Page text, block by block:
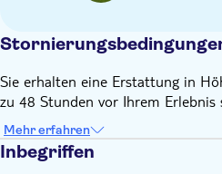
Sie erhalten eine Erstattung in
zu 48 Stunden vor Ihrem Erlebnis
Mehr erfahren
Inbegriffen